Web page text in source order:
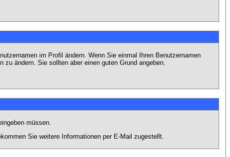
im Profil ändern. Wenn Sie einmal Ihren Benutzernamen
ändern. Sie sollten aber einen guten Grund angeben.
müssen.
Sie weitere Informationen per E-Mail zugestellt.